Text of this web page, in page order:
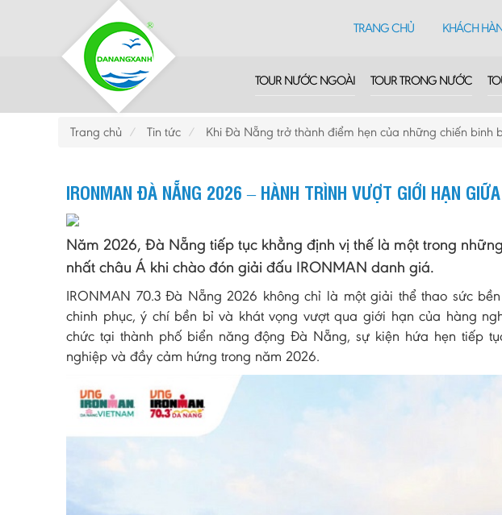
TRANG CHỦ KHÁCH
TOUR NƯỚC NGOÀI TOUR TRONG NƯỚC
Trang chủ Tin tức Khi Đà Nẵng trở thành điểm hẹn của những chiến binh
IRONMAN ĐÀ NẴNG 2026 – HÀNH TRÌNH VƯỢT GIỚI HẠN
Năm 2026, Đà Nẵng tiếp tục khẳng định vị thế là một trong
nhất châu Á khi chào đón giải đấu IRONMAN danh giá.
IRONMAN 70.3 Đà Nẵng 2026 không chỉ là một giải thể thao sức
chinh phục, ý chí bền bỉ và khát vọng vượt qua giới hạn của hàng
chức tại thành phố biển năng động Đà Nẵng, sự kiện hứa hẹn tiếp
nghiệp và đầy cảm hứng trong năm 2026.